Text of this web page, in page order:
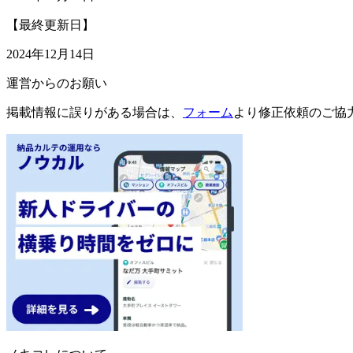
【最終更新日】
2024年12月14日
運営からのお願い
掲載情報に誤りがある場合は、 フォーム より修正依頼のご協